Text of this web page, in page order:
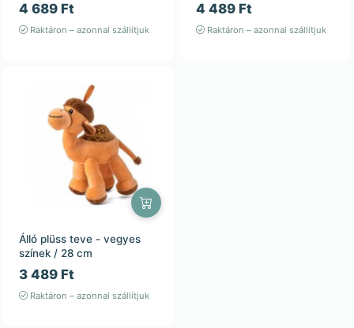
4 689 Ft
Raktáron – azonnal szállítjuk
4 489 Ft
Raktáron – azonnal szállítjuk
Álló plüss teve - vegyes
színek / 28 cm
3 489 Ft
Raktáron – azonnal szállítjuk